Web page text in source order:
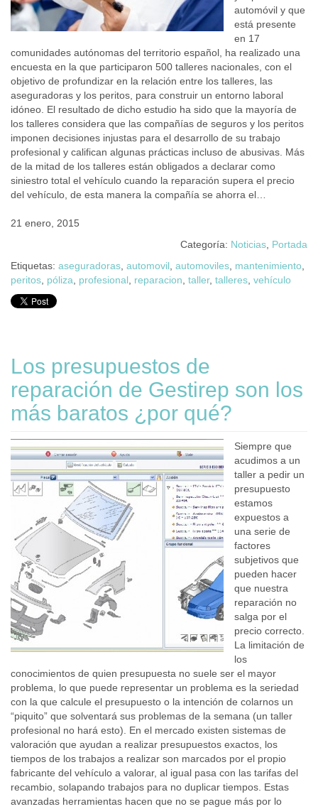
automóvil y que
está presente
en 17
comunidades autónomas del territorio español, ha realizado una
encuesta en la que participaron 500 talleres nacionales, con el
objetivo de profundizar en la relación entre los talleres, las
aseguradoras y los peritos, para construir un entorno laboral
idóneo. El resultado de dicho estudio ha sido que la mayoría de
los talleres considera que las compañías de seguros y los peritos
imponen decisiones injustas para el desarrollo de su trabajo
profesional y califican algunas prácticas incluso de abusivas. Más
de la mitad de los talleres están obligados a declarar como
siniestro total el vehículo cuando la reparación supera el precio
del vehículo, de esta manera la compañía se ahorra el…
21 enero, 2015
Categoría: Noticias Portada
Etiquetas: aseguradoras automovil automoviles mantenimiento
peritos póliza profesional reparacion taller, talleres vehículo
Los presupuestos de
reparación de Gestirep son los
más baratos ¿por qué?
Siempre que
acudimos a un
taller a pedir un
presupuesto
estamos
expuestos a
una serie de
factores
subjetivos que
pueden hacer
que nuestra
reparación no
salga por el
precio correcto.
La limitación de
los
conocimientos de quien presupuesta no suele ser el mayor
problema, lo que puede representar un problema es la seriedad
con la que calcule el presupuesto o la intención de colarnos un
“piquito” que solventará sus problemas de la semana (un taller
profesional no hará esto). En el mercado existen sistemas de
valoración que ayudan a realizar presupuestos exactos, los
tiempos de los trabajos a realizar son marcados por el propio
fabricante del vehículo a valorar, al igual pasa con las tarifas del
recambio, solapando trabajos para no duplicar tiempos. Estas
avanzadas herramientas hacen que no se pague más por lo